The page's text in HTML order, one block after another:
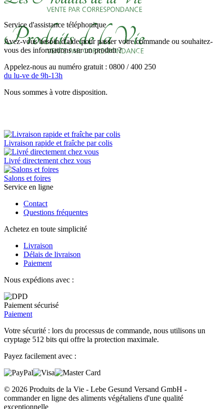
Service d'assistance téléphonique
Avez-vous besoin d'aide pour passer votre commande ou souhaitez-
vous des informations sur un produit ?
Appelez-nous au numéro gratuit : 0800 / 400 250
du lu-ve de 9h-13h
Nous sommes à votre disposition.
Livraison rapide et fraîche par colis
Livré directement chez vous
Salons et foires
Service en ligne
Contact
Questions fréquentes
Achetez en toute simplicité
Livraison
Délais de livraison
Paiement
Nous expédions avec :
Paiement sécurisé
Paiement
Votre sécurité : lors du processus de commande, nous utilisons un
cryptage 512 bits qui offre la protection maximale.
Payez facilement avec :
© 2026 Produits de la Vie - Lebe Gesund Versand GmbH -
commander en ligne des aliments végétaliens d'une qualité
exceptionnelle